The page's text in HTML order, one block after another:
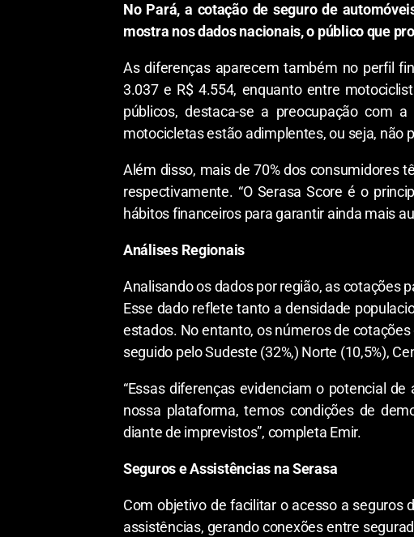
No Pará, a cotação de seguro de
mostra nos dados nacionais, o público que
As diferenças aparecem também no perfil
3.037 e R$ 4.554, enquanto entre
públicos, destaca-se a preocupação com
motocicletas estão adimplentes, ou seja, não
Além disso, mais de 70% dos consumidores
respectivamente. “O Serasa Score é o
hábitos financeiros para garantir ainda mais
Análises Regionais
Analisando os dados por região, as cotações
Esse dado reflete tanto a densidade
estados. No entanto, os números de
seguido pelo Sudeste (32%,) Norte (10,5%),
“Essas diferenças evidenciam o potencial
nossa plataforma, temos condições de
diante de imprevistos”, completa Emir.
Seguros e Assistências na Serasa
Com objetivo de facilitar o acesso a seguros
assistências, gerando conexões entre